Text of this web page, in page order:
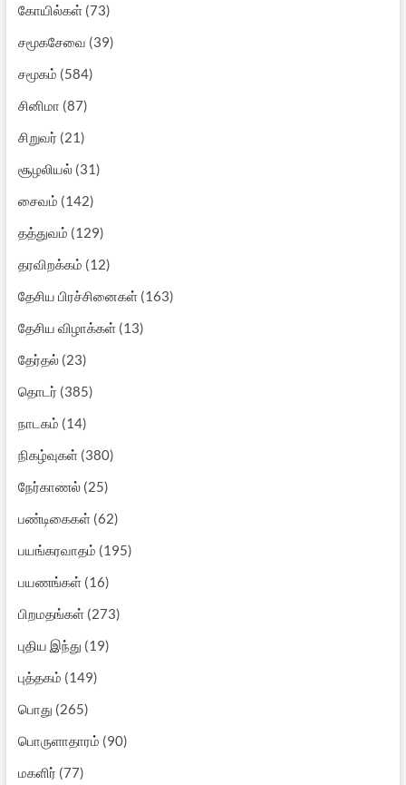
கோயில்கள்(73)
சமூகசேவை (39)
சமூகம் (584)
சினிமா (87)
சிறுவர் (21)
சூழலியல்(31)
சைவம் (142)
தத்துவம் (129)
தரவிறக்கம் (12)
தேசிய பிரச்சினைகள்(163)
தேசிய விழாக்கள்(13)
தேர்தல்(23)
தொடர் (385)
நாடகம் (14)
நிகழ்வுகள்(380)
நேர்காணல்(25)
பண்டிகைகள்(62)
பயங்கரவாதம் (195)
பயணங்கள்(16)
பிறமதங்கள்(273)
புதிய இந்து (19)
புத்தகம் (149)
பொது (265)
பொருளாதாரம் (90)
மகளிர் (77)